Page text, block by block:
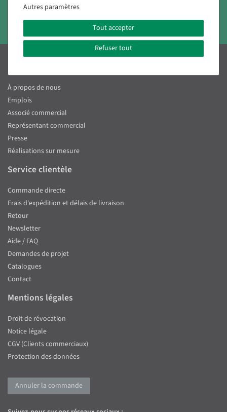
Politique de retour de 14 jours
Autres paramètres
Tout accepter
Refuser tout
À propos de nous
Emplois
Associé commercial
Représentant commercial
Presse
Réalisations sur mesure
Service clientèle
Commande directe
Frais d'expédition et délais de livraison
Retour
Newsletter
Aide / FAQ
Demandes de projet
Catalogues
Contact
Mentions légales
Droit de révocation
Notice légale
CGV (Clients commerciaux)
Protection des données
Annuler la commande